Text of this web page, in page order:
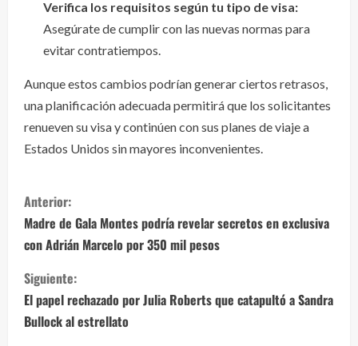
Verifica los requisitos según tu tipo de visa:
Asegúrate de cumplir con las nuevas normas para
evitar contratiempos.
Aunque estos cambios podrían generar ciertos retrasos,
una planificación adecuada permitirá que los solicitantes
renueven su visa y continúen con sus planes de viaje a
Estados Unidos sin mayores inconvenientes.
S
i
g
u
e
Anterior:
Madre de Gala Montes podría revelar secretos en exclusiva
con Adrián Marcelo por 350 mil pesos
Siguiente:
El papel rechazado por Julia Roberts que catapultó a Sandra
Bullock al estrellato